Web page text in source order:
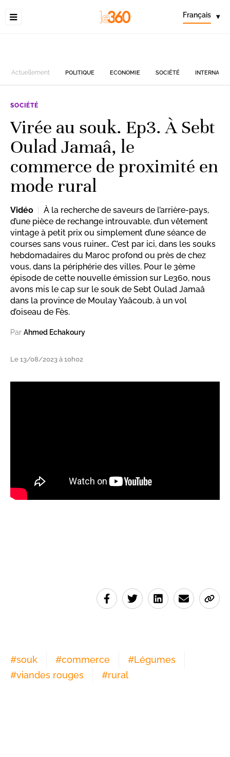
Français ▾
Actuellement POLITIQUE ECONOMIE SOCIÉTÉ
SOCIÉTÉ
Virée au souk. Ep3. À Sebt
Oulad Jamaâ, le
commerce de proximité en
mode rural
Vidéo
À la recherche de saveurs de l’arrière-pays,
d’une pièce de rechange introuvable, d’un vêtement
vintage à petit prix ou simplement d’une séance de
courses sans vous ruiner… C’est par ici, dans les souks
hebdomadaires du Maroc profond ou près de chez
vous, dans la périphérie des villes. Pour le 3ème
épisode de cette nouvelle émission sur Le360, nous
avons mis le cap sur le souk de Sebt Oulad Jamaâ
dans la province de Moulay Yaâcoub, à un vol
d’oiseau de Fès.
Par Ahmed Echakoury
Le 13/08/2023 à 10h02
#souk #commerce #Légumes
#viandes rouges #rural